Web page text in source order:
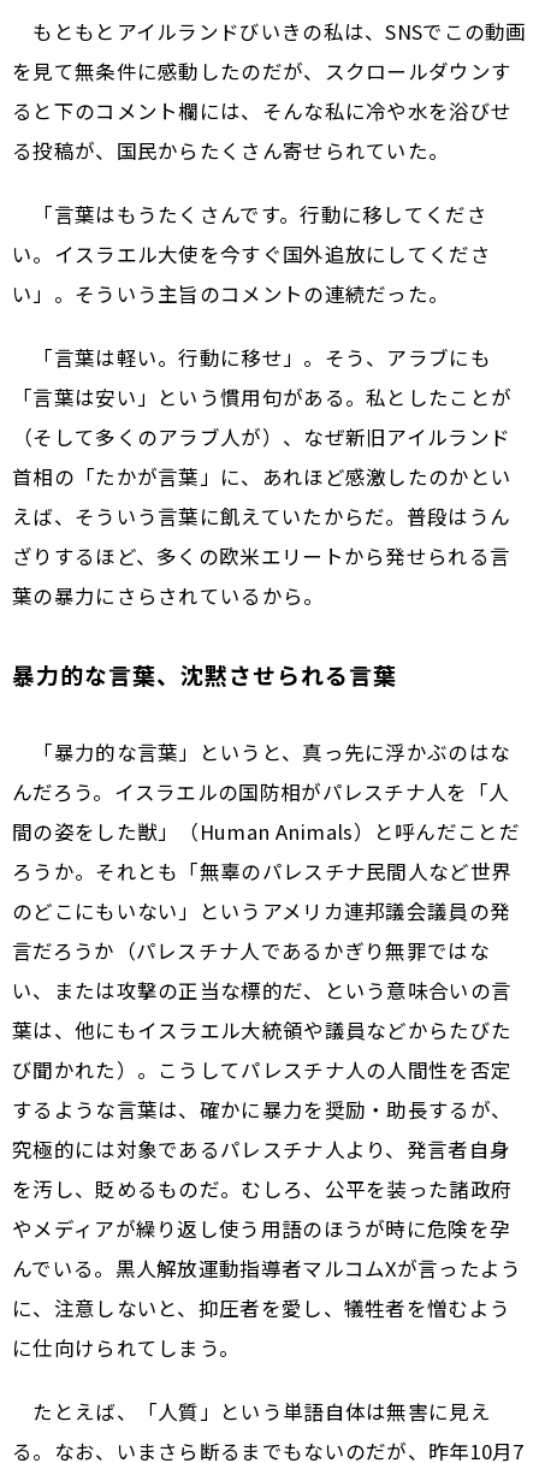
もともとアイルランドびいきの私は、SNSでこの動画
を見て無条件に感動したのだが、スクロールダウンす
ると下のコメント欄には、そんな私に冷や水を浴びせ
る投稿が、国民からたくさん寄せられていた。
「言葉はもうたくさんです。行動に移してくださ
い。イスラエル大使を今すぐ国外追放にしてくださ
い」。そういう主旨のコメントの連続だった。
「言葉は軽い。行動に移せ」。そう、アラブにも
「言葉は安い」という慣用句がある。私としたことが
（そして多くのアラブ人が）、なぜ新旧アイルランド
首相の「たかが言葉」に、あれほど感激したのかとい
えば、そういう言葉に飢えていたからだ。普段はうん
ざりするほど、多くの欧米エリートから発せられる言
葉の暴力にさらされているから。
暴力的な言葉、沈黙させられる言葉
「暴力的な言葉」というと、真っ先に浮かぶのはな
んだろう。イスラエルの国防相がパレスチナ人を「人
間の姿をした獣」（Human Animals）と呼んだことだ
ろうか。それとも「無辜のパレスチナ民間人など世界
のどこにもいない」というアメリカ連邦議会議員の発
言だろうか（パレスチナ人であるかぎり無罪ではな
い、または攻撃の正当な標的だ、という意味合いの言
葉は、他にもイスラエル大統領や議員などからたびた
び聞かれた）。こうしてパレスチナ人の人間性を否定
するような言葉は、確かに暴力を奨励・助長するが、
究極的には対象であるパレスチナ人より、発言者自身
を汚し、貶めるものだ。むしろ、公平を装った諸政府
やメディアが繰り返し使う用語のほうが時に危険を孕
んでいる。黒人解放運動指導者マルコムXが言ったよう
に、注意しないと、抑圧者を愛し、犠牲者を憎むよう
に仕向けられてしまう。
たとえば、「人質」という単語自体は無害に見え
る。なお、いまさら断るまでもないのだが、昨年10月7